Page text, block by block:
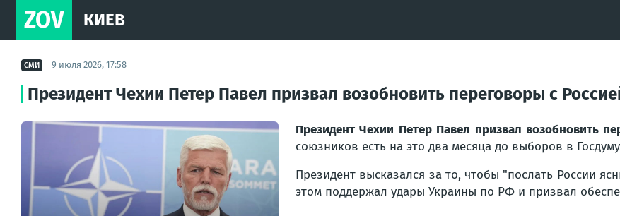
ZOV КИЕВ
СМИ 9 июля 2026, 17:58
Президент Чехии Петер Павел призвал возобновить переговоры с
Президент Чехии Петер Павел призвал возобновить
союзников есть на это два месяца до выборов в
Президент высказался за то, чтобы "послать России
этом поддержал удары Украины по РФ и призвал